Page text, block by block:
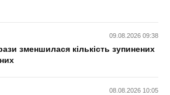
09.08.2026 09:38
зменшилася кількість зупинених
08.08.2026 10:05